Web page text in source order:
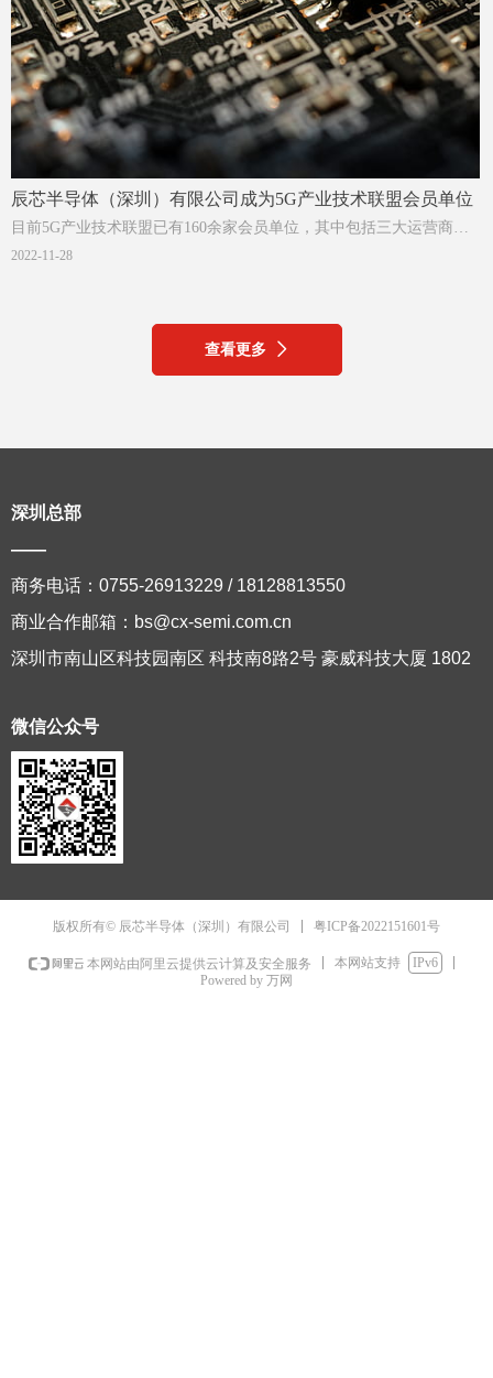
辰芯半导体（深圳）有限公司成为5G产业技术联盟会员单位
目前5G产业技术联盟已有160余家会员单位，其中包括三大运营商、
中兴、华为等行业内龙头企业以及清华大学、南方科技大学、西安电
链，成为5G产业链协同创新中的中坚力量。
2022-11-28
查看更多 ꄲ
微信公众号
深圳总部
——
商务电话：0755-26913229 / 18128813550
商业合作邮箱：bs@cx-semi.com.cn
深圳市南山区科技园南区 科技南8路2号 豪威科技大厦 1802
版权所有© 辰芯半导体（深圳）有限公司 粤ICP备2022151601号
本网站由阿里云提供云计算及安全服务 本网站支持
IPv6
Powered by 万网